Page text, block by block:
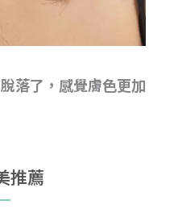
落了，感覺膚色更加
推薦